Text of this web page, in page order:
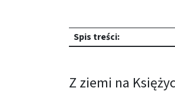
Spis treści:rozwiń
Z ziemi na Księżyc